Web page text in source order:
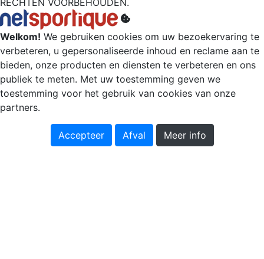
Welkom! We gebruiken cookies om uw bezoekervaring te
verbeteren, u gepersonaliseerde inhoud en reclame aan te
bieden, onze producten en diensten te verbeteren en ons
publiek te meten. Met uw toestemming geven we
toestemming voor het gebruik van cookies van onze
partners.
Accepteer Afval Meer info